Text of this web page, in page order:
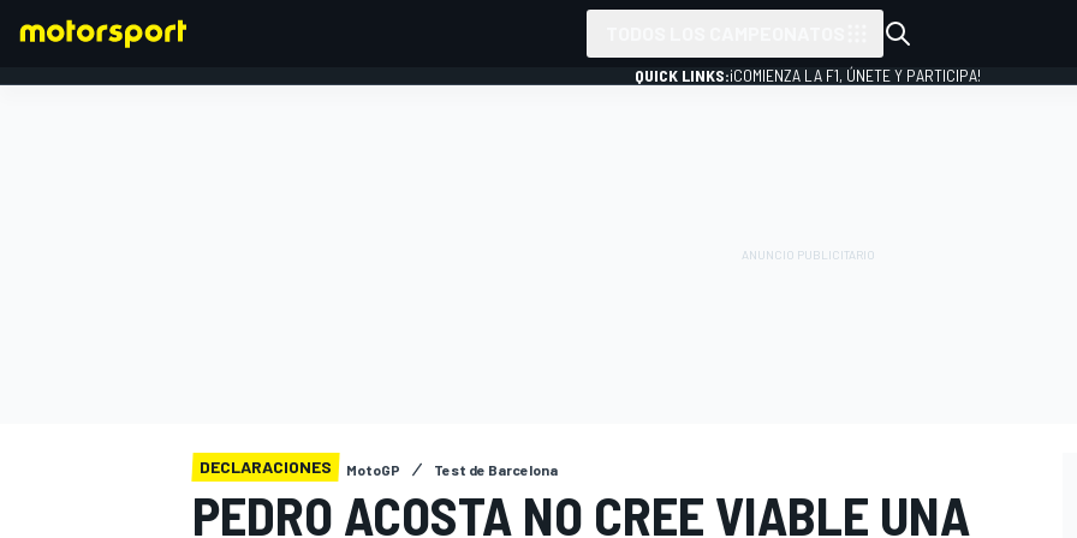
QUICK LINKS:¡COMIENZA LA F1, ÚNETE Y PARTICIPA!
DECLARACIONES MotoGP Test de Barcelona
PEDRO ACOSTA NO CREE VIABLE UNA